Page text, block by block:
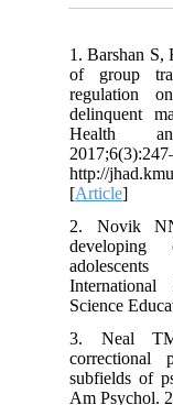
1. Barshan
of group
regulation
delinquent
Health
http://
[Article
2. Novik
Science
3. Neal
subfields of
Am